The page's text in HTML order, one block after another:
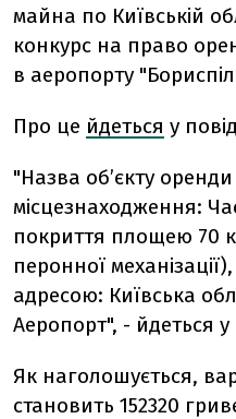
майна по Київській
конкурс на право
в аеропорту
Про це йдеться у
"Назва об’єкту
місцезнаходження:
покриття площею 70
перонної
адресою: Київська
Аеропорт", - йдеться у
Як наголошується,
становить 152320